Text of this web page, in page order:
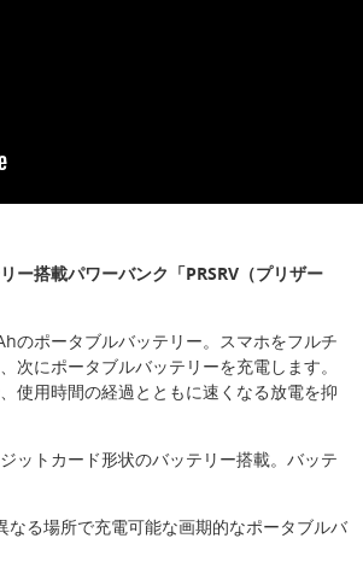
ー搭載パワーバンク「PRSRV（プリザー
のポータブルバッテリー。スマホをフルチ
次にポータブルバッテリーを充電します。
使用時間の経過とともに速くなる放電を抑
ットカード形状のバッテリー搭載。バッテ
なる場所で充電可能な画期的なポータブルバ